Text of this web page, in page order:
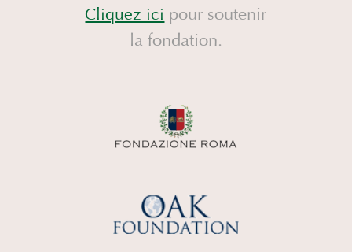
Cliquez ici pour soutenir
la fondation.